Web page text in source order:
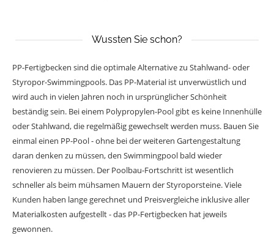
Wussten Sie schon?
PP-Fertigbecken sind die optimale Alternative zu Stahlwand- oder
Styropor-Swimmingpools. Das PP-Material ist unverwüstlich und
wird auch in vielen Jahren noch in ursprünglicher Schönheit
beständig sein. Bei einem Polypropylen-Pool gibt es keine Innenhülle
oder Stahlwand, die regelmäßig gewechselt werden muss. Bauen Sie
einmal einen PP-Pool - ohne bei der weiteren Gartengestaltung
daran denken zu müssen, den Swimmingpool bald wieder
renovieren zu müssen. Der Poolbau-Fortschritt ist wesentlich
schneller als beim mühsamen Mauern der Styroporsteine. Viele
Kunden haben lange gerechnet und Preisvergleiche inklusive aller
Materialkosten aufgestellt - das PP-Fertigbecken hat jeweils
gewonnen.